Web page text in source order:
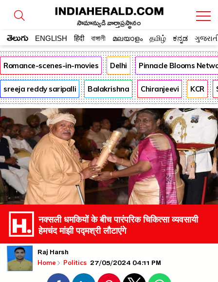
సామాన్యుడి వార్తాప్రస్థానం
తెలుగు ENGLISH हिंदी বাঙ্গালী മലയാളം தமிழ் ಕನ್ನಡ
Romance-scenes-in-movies Delhi Pinnacle Blooms
sreeja reddy saripalli Balakrishna Chiranjeevi KCR
नक्सली धमकियों के बीच पारंपरिक चिकित्सा व्यवसायी
हेमचंद मांझी पद्मश्री लौटाएंगे
Raj Harsh
Home Politics 27/05/2024 04:11 PM